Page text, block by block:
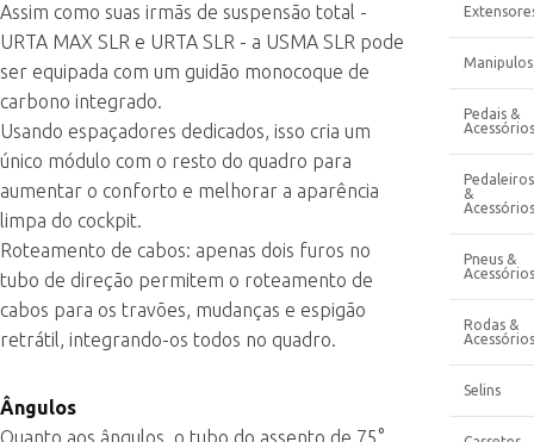
Assim como suas irmãs de suspensão total -
URTA MAX SLR e URTA SLR - a USMA SLR pode
ser equipada com um guidão monocoque de
carbono integrado.
Usando espaçadores dedicados, isso cria um
único módulo com o resto do quadro para
aumentar o conforto e melhorar a aparência
limpa do cockpit.
Roteamento de cabos: apenas dois furos no
tubo de direção permitem o roteamento de
cabos para os travões, mudanças e espigão
retrátil, integrando-os todos no quadro.
Ângulos
Quanto aos ângulos, o tubo do assento de 75°
Manipulos
Pedais &
Acessórios
Pedaleiros
&
Acessórios
Pneus &
Acessórios
Rodas &
Acessórios
Selins